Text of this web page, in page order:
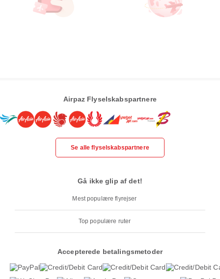
Airpaz Flyselskabspartnere
Se alle flyselskabspartnere
Gå ikke glip af det!
Mest populære flyrejser
Top populære ruter
Accepterede betalingsmetoder